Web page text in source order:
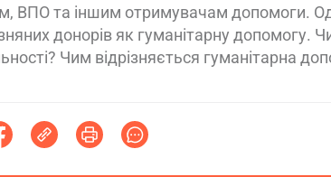
ВПО та іншим отримувачам допомоги.
донорів як гуманітарну
Чим відрізняється гуманітарна